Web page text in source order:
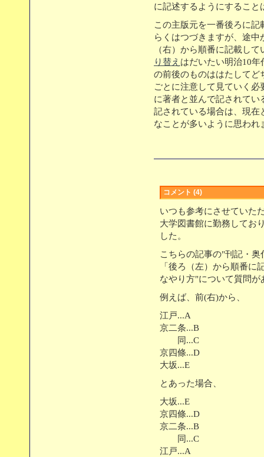
に記述するようにするこ
この主版元を一番後ろに
らくはつづきますが、途
（右）から順番に記載し
り替え はだいたい明治10
の前後のものははたしてど
ごとに注意して見ていく
に著者と並んで記されて
記されている場合は、現在
なことが多いように思われ
コメント (4)
いつも参考にさせていた
大学図書館に勤務してお
した。
こちらの記事の"刊記・
「後ろ（左）から順番に
なやり方"について質問が
例えば、前(右)から、
江戸...A
京二条...B
同...C
京四條...D
大坂...E
とあった場合、
大坂...E
京四條...D
京二条...B
同...C
江戸...A